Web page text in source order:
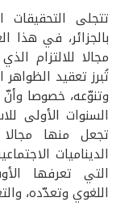
تتجلى التحقيقات
بالجزائر، في هذا
مجالا للالتزام
تُبرز تعقيد
وتنوّعه، خصوصا وأنّ
السنوات الأولى
تجعل منها
الديناميات
التي تعرفها
اللغوي وتعدّده،